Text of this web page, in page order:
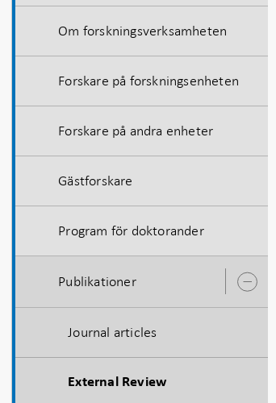
Om forskningsverksamheten
Forskare på forskningsenheten
Forskare på andra enheter
Gästforskare
Program för doktorander
Publikationer
Journal articles
External Review